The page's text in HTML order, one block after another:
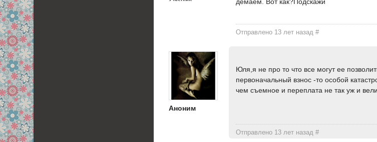
Отправлено 13 лет назад#
Аноним
Юля,я не про то что все могут ее
первоначальный взнос -то особой
чем съемное и переплата не так уж и
Отправлено 13 лет назад#